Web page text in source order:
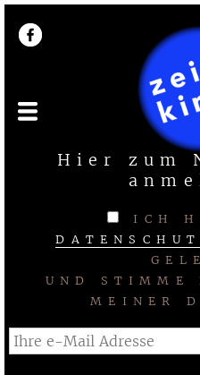
User account menu
Hier zum
ICH
UND STIMME
MEINER